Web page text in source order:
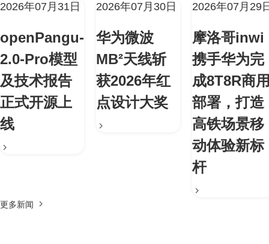
2026年07月31日
openPangu-
2.0-Pro模型
及技术报告
正式开源上
线
2026年07月30日
华为微波
MB²天线斩
获2026年红
点设计大奖
2026年07月29
摩洛哥inwi
携手华为完
成8T8R商
部署，打造
高铁场景移
动体验新标
杆
更多新闻